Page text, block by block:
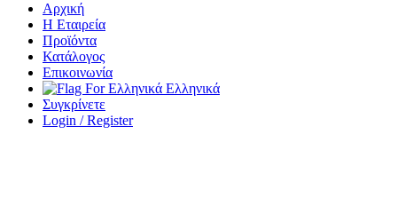
Αρχική
Η Εταιρεία
Προϊόντα
Κατάλογος
Επικοινωνία
Ελληνικά
Συγκρίνετε
Login / Register